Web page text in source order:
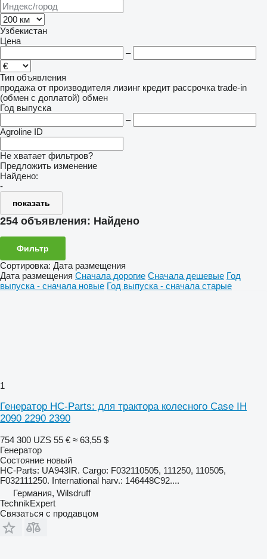
Узбекистан
Цена
–
Тип объявления
продажа от производителя лизинг кредит рассрочка trade-in
(обмен с доплатой) обмен
Год выпуска
–
Agroline ID
Не хватает фильтров?
Предложить изменение
Найдено:
-
показать
254 объявления: Найдено
Фильтр
Сортировка: Дата размещения
Дата размещения Сначала дорогие Сначала дешевые Год
выпуска - сначала новые Год выпуска - сначала старые
1
Генератор HC-Parts: для трактора колесного Case IH
2090 2290 2390
754 300 UZS 55 € ≈ 63,55 $
Генератор
Состояние новый
HC-Parts: UA943IR. Cargo: F032110505, 111250, 110505,
F032111250. International harv.: 146448C92....
Германия, Wilsdruff
TechnikExpert
Связаться с продавцом